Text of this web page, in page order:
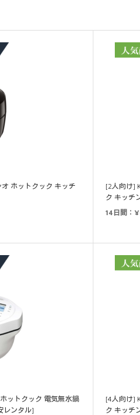
ホットクック キッチ
[2人向け]
ク キッチ
14日間：
ットクック 電気無水鍋
レンタル]
[4人向け]
ク キッチ